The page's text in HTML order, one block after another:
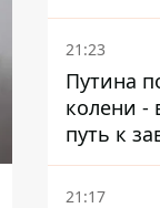
призвал
РФ к
21:23
Путина
колени -
путь к
National
21:17